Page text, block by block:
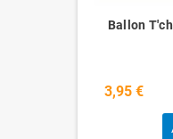
Ballon
3,95 €